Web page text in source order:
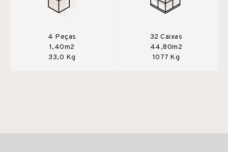
4 Peças
1,40m2
33,0 Kg
32 Caixas
44,80m2
1077 Kg